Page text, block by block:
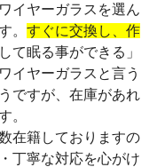
イヤーガラスを選ん
。 すぐに交換し、作
て眠る事ができる」
イヤーガラスと言う
ですが、在庫があれ
。
在籍しておりますの
丁寧な対応を心がけ